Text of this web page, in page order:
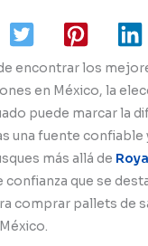
encontrar los
en México, la
puede marcar la
una fuente confiable
más allá de
confianza que se
comprar pallets de